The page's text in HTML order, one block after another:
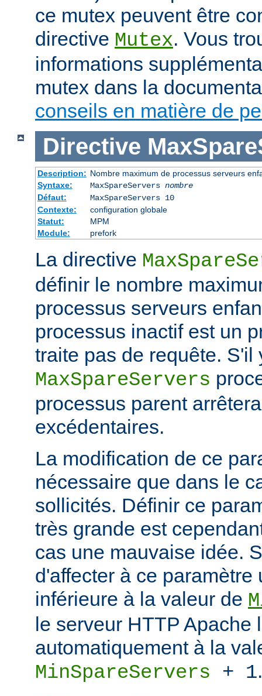
ce mutex peuvent être
directive Mutex. Vous
informations
mutex dans la
conseils en matière de
Directive
Description: Nombre maximum de processus serveurs
Syntaxe:
MaxSpareServers nombre
Défaut:
MaxSpareServers 10
Contexte:
configuration globale
Statut:
MPM
Module:
prefork
La directive
définir le nombre
processus serveurs
processus inactif est un
traite pas de requête. S'il
MaxSpareServers
processus parent
excédentaires.
La modification de ce
nécessaire que dans le
sollicités. Définir ce
très grande est
cas une mauvaise idée.
d'affecter à ce
inférieure à la valeur de
le serveur HTTP Apache
automatiquement à la
MinSpareServers + 1.